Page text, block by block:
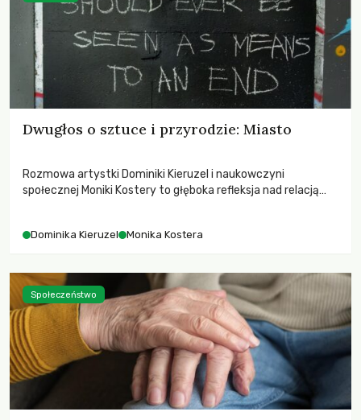
Dwugłos o sztuce i przyrodzie: Miasto
Rozmowa artystki Dominiki Kieruzel i naukowczyni
społecznej Moniki Kostery to głęboka refleksja nad relacją
Dominika Kieruzel Monika Kostera
Społeczeństwo